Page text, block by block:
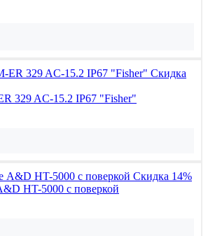
Скидка
329 AC-15.2 IP67 "Fisher"
Скидка 14%
HT-5000 с поверкой